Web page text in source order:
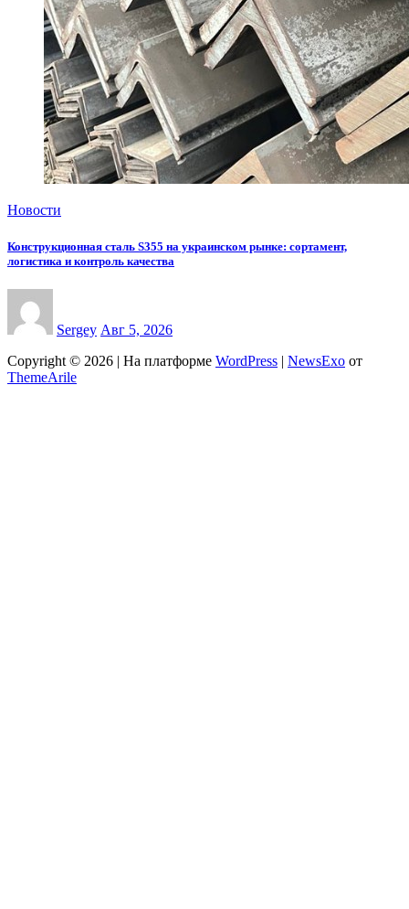
Новости
Конструкционная сталь S355 на украинском рынке: сортамент,
логистика и контроль качества
Sergey Авг 5, 2026
Copyright © 2026 | На платформе WordPress | NewsExo от
ThemeArile